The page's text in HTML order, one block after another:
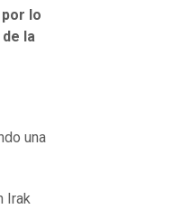
lo
la
una
Irak